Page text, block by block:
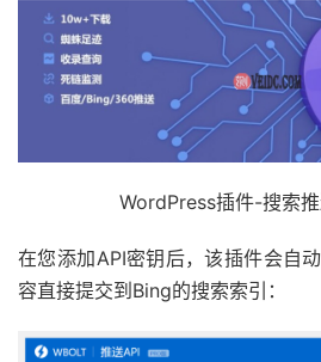
WordPress插件-搜索
在您添加API密钥后，该插件会自
容直接提交到Bing的搜索索引：